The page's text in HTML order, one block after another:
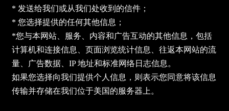
* 发送给我们或从我们处收到的信件；
* 您选择提供的任何其他信息；
*您与本网站、服务、内容和广告互动的其他信息，包括
计算机和连接信息、页面浏览统计信息、往返本网站的流
量、广告数据、IP 地址和标准网络日志信息。
如果您选择向我们提供个人信息，则表示您同意将该信息
传输并存储在我们位于美国的服务器上。